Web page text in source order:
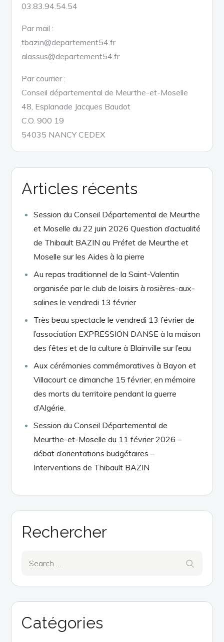
03.83.94.54.54
Par mail :
tbazin@departement54.fr
alassus@departement54.fr
Par courrier :
Conseil départemental de Meurthe-et-Moselle
48, Esplanade Jacques Baudot
C.O. 900 19
54035 NANCY CEDEX
Articles récents
Session du Conseil Départemental de Meurthe
et Moselle du 22 juin 2026 Question d’actualité
de Thibault BAZIN au Préfet de Meurthe et
Moselle sur les Aides à la pierre
Au repas traditionnel de la Saint-Valentin
organisée par le club de loisirs à rosières-aux-
salines le vendredi 13 février
Très beau spectacle le vendredi 13 février de
l’association EXPRESSION DANSE à la maison
des fêtes et de la culture à Blainville sur l’eau
Aux cérémonies commémoratives à Bayon et
Villacourt ce dimanche 15 février, en mémoire
des morts du territoire pendant la guerre
d’Algérie.
Session du Conseil Départemental de
Meurthe-et-Moselle du 11 février 2026 –
débat d’orientations budgétaires –
Interventions de Thibault BAZIN
Rechercher
Catégories